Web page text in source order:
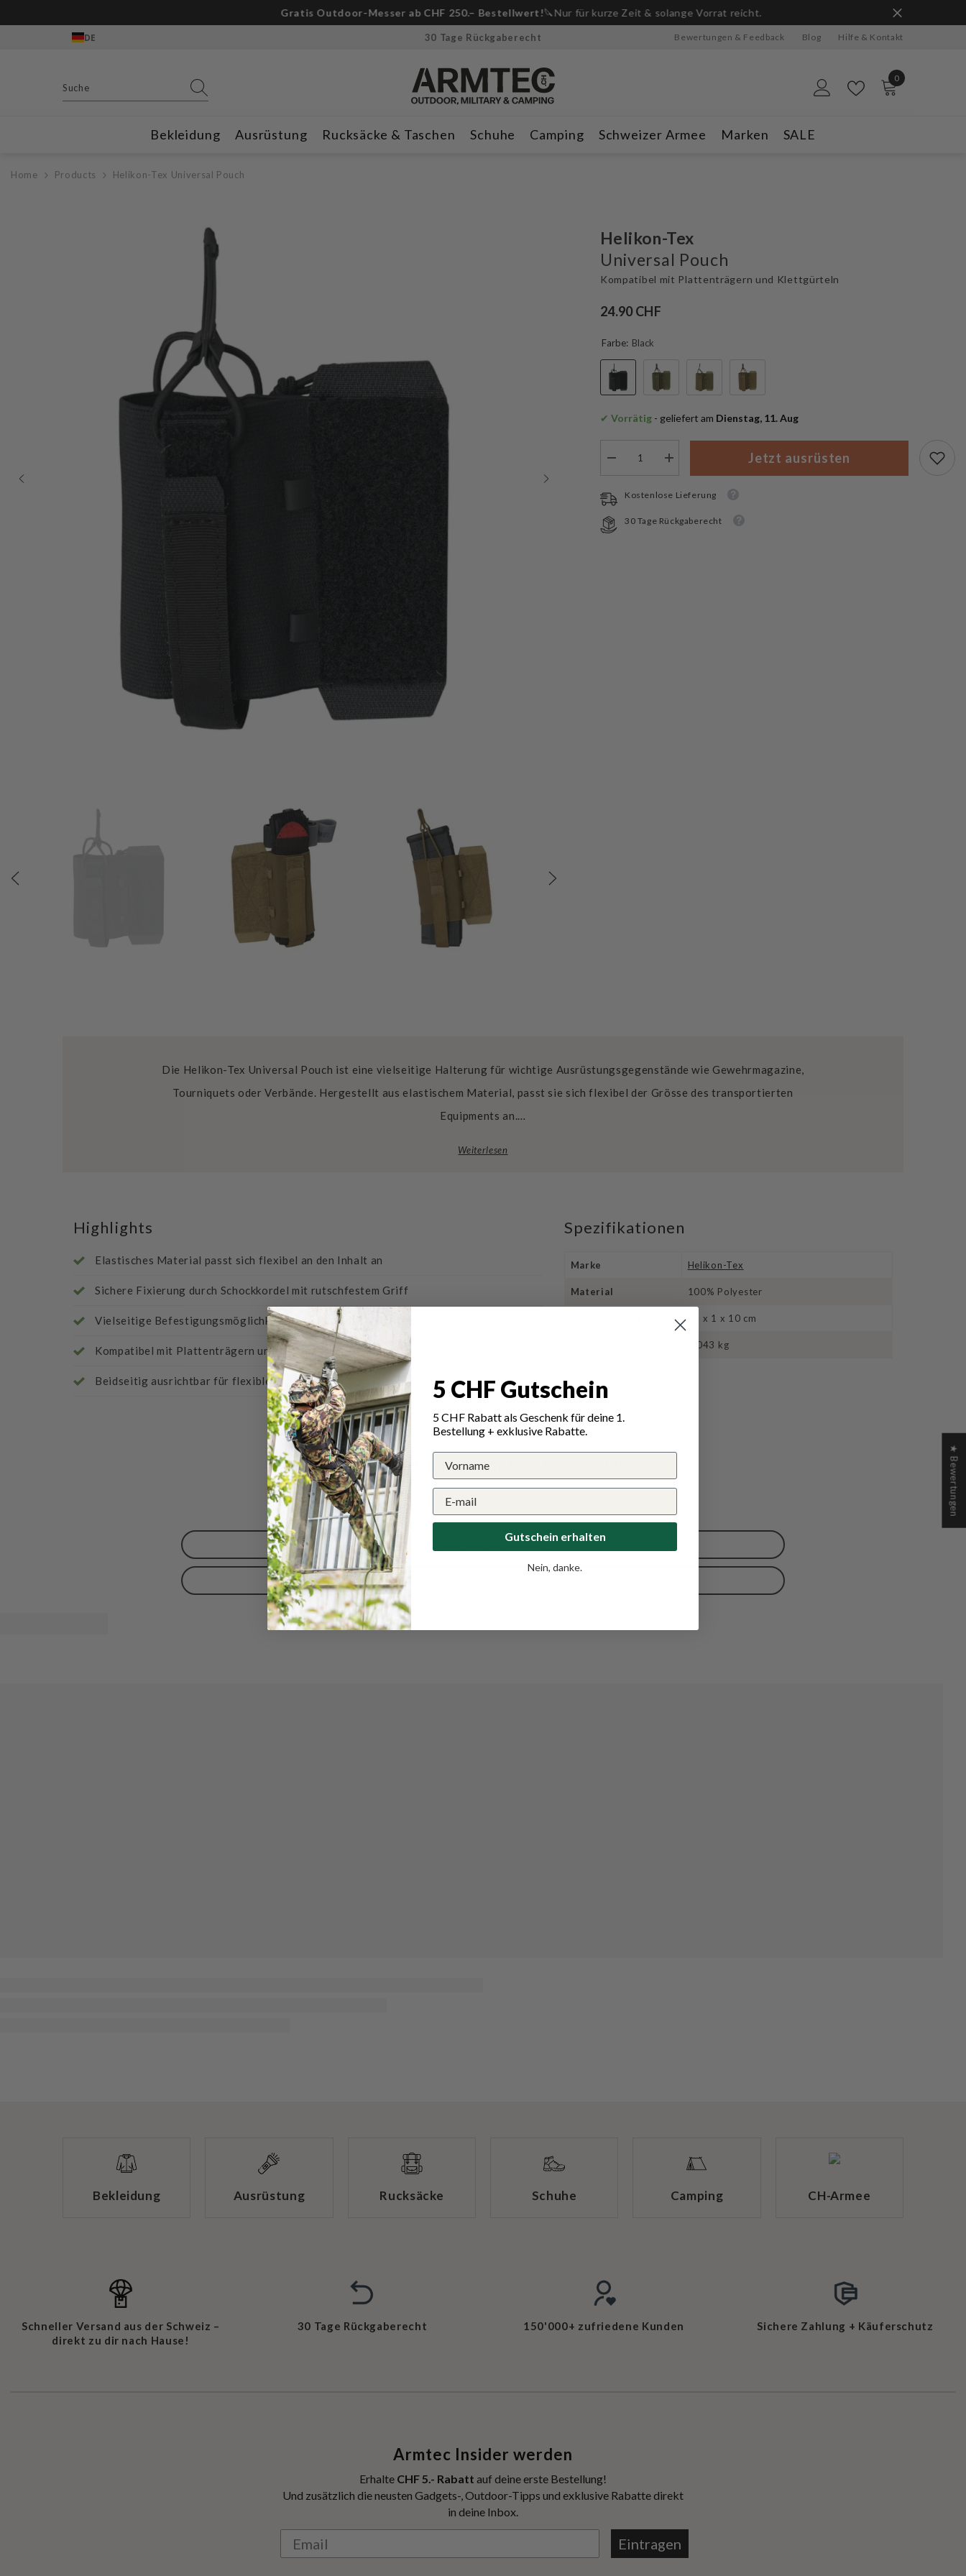
Gratis Outdoor-Messer ab CHF 250.– Bestellwert!🔪Nur für kurze Zeit & solange Vorrat reicht.
DE 30 Tage Rückgaberecht Bewertungen & Feedback Blog Hilfe & Kontakt
0
0
Bekleidung Ausrüstung Rucksäcke & Taschen Schuhe Camping Schweizer Armee Marken SALE
Home Products Helikon-Tex Universal Pouch
Helikon-Tex
Universal Pouch
Kompatibel mit Plattenträgern und Klettgürteln
24.90 CHF
Farbe: Black
✔ Vorrätig - geliefert am Dienstag, 11. Aug
Helikon-
Tex
Universal
Pouch
Menge
Helikon-
Universal
Pouch
Jetzt ausrüsten
Kostenlose Lieferung
30 Tage Rückgaberecht
Die Helikon-Tex Universal Pouch ist eine vielseitige Halterung für wichtige Ausrüstungsgegenstände wie Gewehrmagazine,
Tourniquets oder Verbände. Hergestellt aus elastischem Material, passt sie sich flexibel der Grösse des transportierten
Equipments an.…
Weiterlesen
Highlights
Elastisches Material passt sich flexibel an den Inhalt an
Sichere Fixierung durch Schockkordel mit rutschfestem Griff
Vielseitige Befestigungsmöglichkeiten für maximale Anpassungsfähigkeit
Kompatibel mit Plattenträgern und Klettgürteln
Beidseitig ausrichtbar für flexible Nutzung
Spezifikationen
Marke Helikon-Tex
Material 100% Polyester
13 x 1 x 10 cm
0.043 kg
Bewertungen für Helikon-Tex Universal Pouch
Schreiben Sie die erste Bewertung
Schreibe eine Bewertung
Bekleidung Ausrüstung Rucksäcke Schuhe Camping CH-Armee
Schneller Versand aus der Schweiz –
direkt zu dir nach Hause!
30 Tage Rückgaberecht 150'000+ zufriedene Kunden Sichere Zahlung + Käuferschutz
Armtec Insider werden
Erhalte CHF 5.- Rabatt auf deine erste Bestellung!
Und zusätzlich die neusten Gadgets-, Outdoor-Tipps und exklusive Rabatte direkt
in deine Inbox.
Eintragen
★ Bewertungen
5 CHF Gutschein
5 CHF Rabatt als Geschenk für deine 1.
Bestellung + exklusive Rabatte.
Gutschein erhalten
Nein, danke.